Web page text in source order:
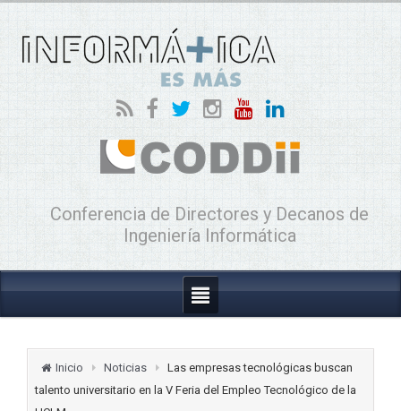
Conferencia de Directores y Decanos de
Ingeniería Informática
Inicio Noticias
Las empresas tecnológicas buscan
talento universitario en la V Feria del Empleo Tecnológico de la